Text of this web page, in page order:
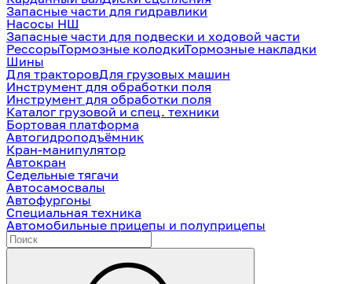
Запасные части для гидравлики
Насосы НШ
Запасные части для подвески и ходовой части
РессорыТормозные колодкиТормозные накладки
Шины
Для тракторовДля грузовых машин
Инструмент для обработки поля
Инструмент для обработки поля
Каталог грузовой и спец. техники
Бортовая платформа
Автогидроподъёмник
Кран-манипулятор
Автокран
Седельные тягачи
Автосамосвалы
Автофургоны
Специальная техника
Автомобильные прицепы и полуприцепы